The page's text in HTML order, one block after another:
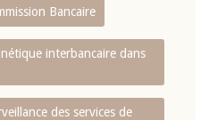
Bancaire
interbancaire dans
des services de